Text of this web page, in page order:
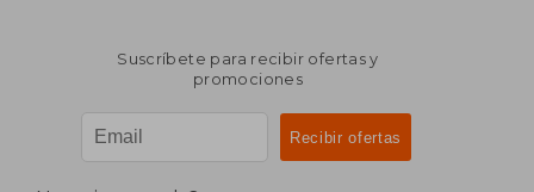
Suscríbete para recibir ofertas y
promociones